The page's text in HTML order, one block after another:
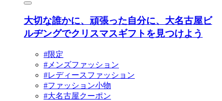
大切な誰かに、頑張った自分に、大名古屋ビ
ルヂングでクリスマスギフトを見つけよう
#限定
#メンズファッション
#レディースファッション
#ファッション小物
#大名古屋クーポン